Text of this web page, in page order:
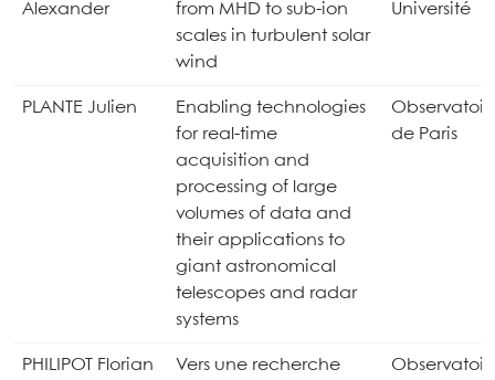
Alexander
from MHD to sub-ion
scales in turbulent solar
wind
Université
PLANTE Julien
Enabling technologies
for real-time
acquisition and
processing of large
volumes of data and
their applications to
giant astronomical
telescopes and radar
systems
de Paris
PHILIPOT Florian
Vers une recherche